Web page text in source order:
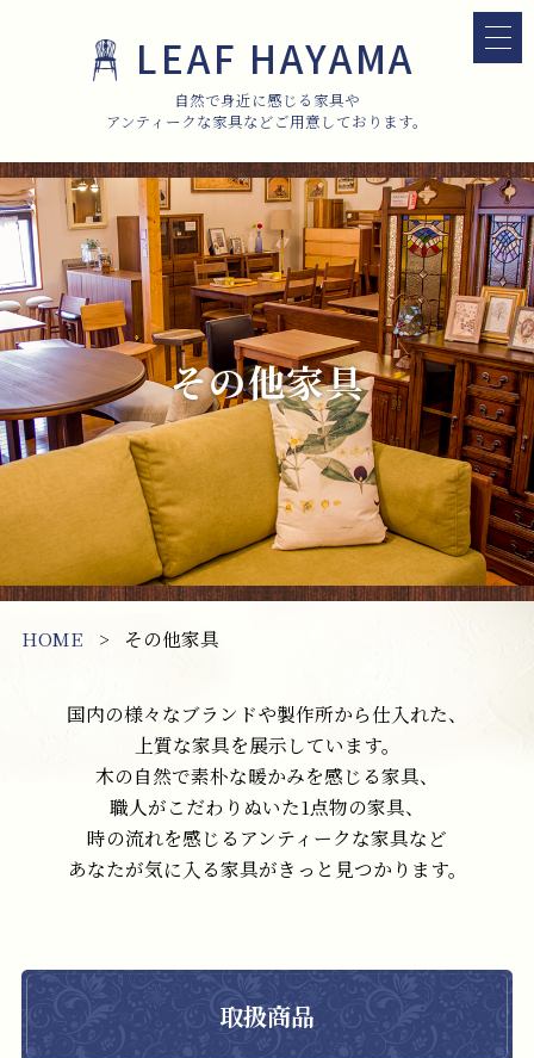
LEAF HAYAMA
自然で身近に感じる家具や
アンティークな家具などご用意しております。
その他家具
HOME その他家具
国内の様々なブランドや製作所から仕入れた、
上質な家具を展示しています。
木の自然で素朴な暖かみを感じる家具、
職人がこだわりぬいた1点物の家具、
時の流れを感じるアンティークな家具など
あなたが気に入る家具がきっと見つかります。
取扱商品